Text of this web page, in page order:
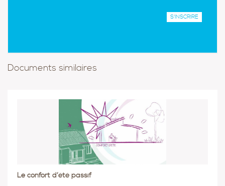
Documents similaires
Le confort d’été passif